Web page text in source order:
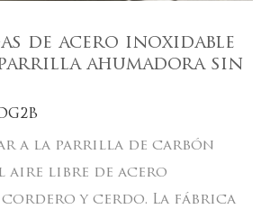
de acero inoxidable
ahumadora sin
a la parrilla de carbón
aire libre de acero
y cerdo. La fábrica